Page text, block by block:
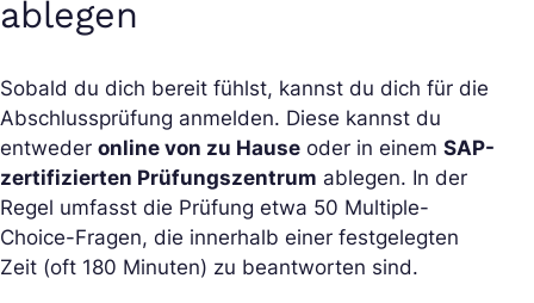
ablegen
Sobald du dich bereit fühlst, kannst du dich für die
Abschlussprüfung anmelden. Diese kannst du
entweder online von zu Hause oder in einem SAP-
zertifizierten Prüfungszentrum ablegen. In der
Regel umfasst die Prüfung etwa 50 Multiple-
Choice-Fragen, die innerhalb einer festgelegten
Zeit (oft 180 Minuten) zu beantworten sind.